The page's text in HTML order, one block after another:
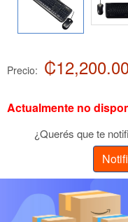
Precio:
Actualmente no
¿Querés que te